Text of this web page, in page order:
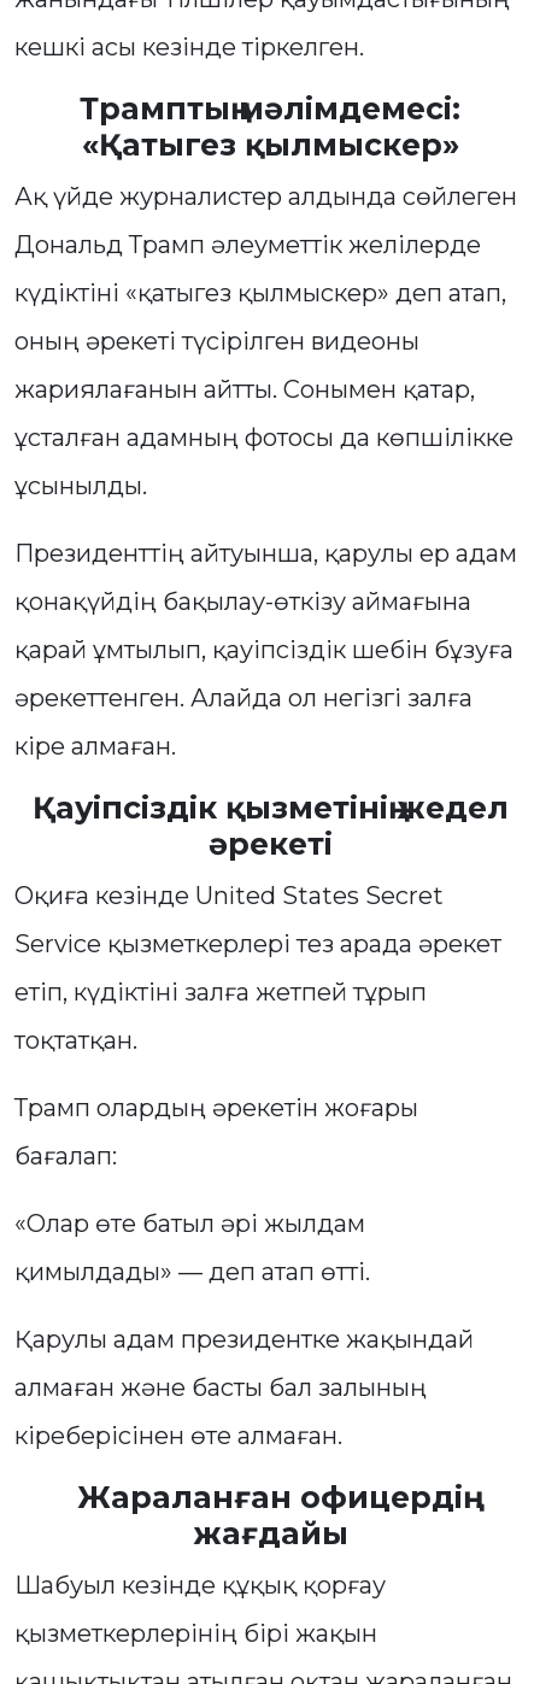
кешкі асы кезінде тіркелген.
Трамптың мәлімдемесі:
«Қатыгез қылмыскер»
Ақ үйде журналистер алдында сөйлеген
Дональд Трамп әлеуметтік желілерде
күдіктіні «қатыгез қылмыскер» деп атап,
оның әрекеті түсірілген видеоны
жариялағанын айтты. Сонымен қатар,
ұсталған адамның фотосы да көпшілікке
ұсынылды.
Президенттің айтуынша, қарулы ер адам
қонақүйдің бақылау-өткізу аймағына
қарай ұмтылып, қауіпсіздік шебін бұзуға
әрекеттенген. Алайда ол негізгі залға
кіре алмаған.
Қауіпсіздік қызметінің жедел
әрекеті
Оқиға кезінде United States Secret
Service қызметкерлері тез арада әрекет
етіп, күдіктіні залға жетпей тұрып
тоқтатқан.
Трамп олардың әрекетін жоғары
бағалап:
«Олар өте батыл әрі жылдам
қимылдады» — деп атап өтті.
Қарулы адам президентке жақындай
алмаған және басты бал залының
кіреберісінен өте алмаған.
Жараланған офицердің
жағдайы
Шабуыл кезінде құқық қорғау
қызметкерлерінің бірі жақын